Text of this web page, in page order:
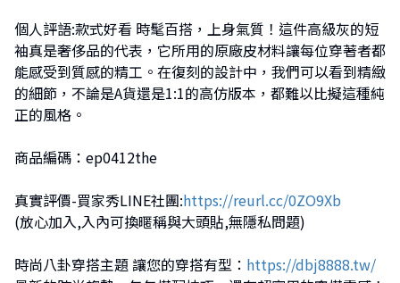
個人評語:款式好看 時髦百搭，上身氣質！這件高級灰的短
袖真是奢侈品的代表，它所用的原廠皮材料讓每位穿著者都
能感受到質感的精工。在復刻的設計中，我們可以看到精緻
的細節，不論是A貨還是1:1的高仿版本，都難以比擬這種純
正的風格。
商品編碼：ep0412the
真實評價-買家秀LINE社團:https://reurl.cc/0ZO9Xb
(放心加入,入內可換暱稱與大頭貼,無隱私問題)
時尚八卦穿搭主題 讓您的穿搭有型： https://dbj8888.tw/